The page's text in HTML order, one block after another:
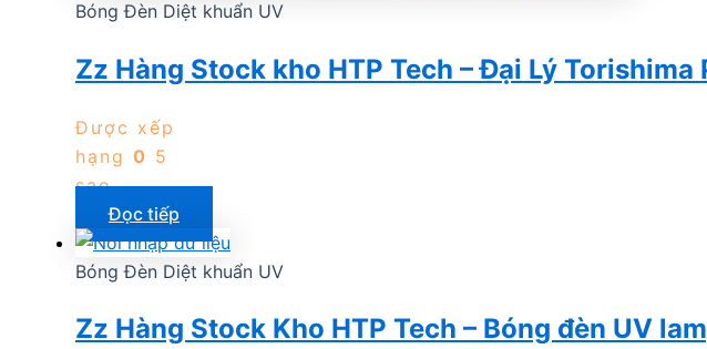
Bóng Đèn Diệt khuẩn UV
Zz Hàng Stock kho HTP Tech – Đại Lý Torishima
Được xếp
hạng 0 5
sao
Đọc tiếp
Bóng Đèn Diệt khuẩn UV
Zz Hàng Stock Kho HTP Tech – Bóng đèn UV